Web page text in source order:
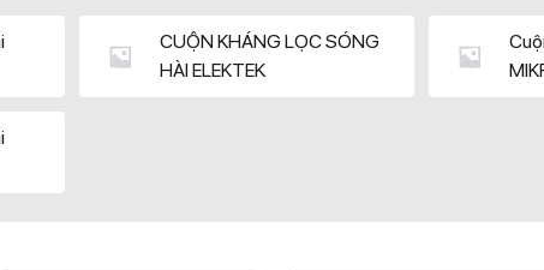
CUỘN KHÁNG LỌC SÓNG
HÀI ELEKTEK